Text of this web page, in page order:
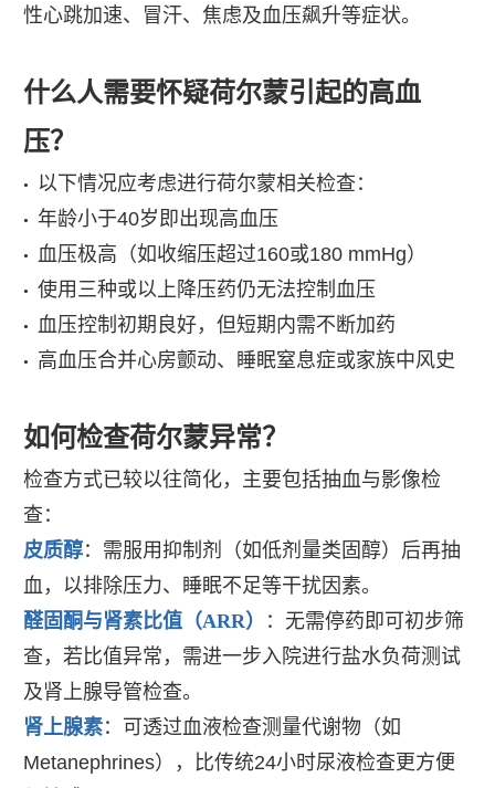
性心跳加速、冒汗、焦虑及血压飙升等症状。
什么人需要怀疑荷尔蒙引起的高血
压？
• 以下情况应考虑进行荷尔蒙相关检查：
• 年龄小于40岁即出现高血压
• 血压极高（如收缩压超过160或180 mmHg）
• 使用三种或以上降压药仍无法控制血压
• 血压控制初期良好，但短期内需不断加药
• 高血压合并心房颤动、睡眠窒息症或家族中风史
如何检查荷尔蒙异常？
检查方式已较以往简化，主要包括抽血与影像检
查：
皮质醇：需服用抑制剂（如低剂量类固醇）后再抽
血，以排除压力、睡眠不足等干扰因素。
醛固酮与肾素比值（ARR）
：无需停药即可初步筛
查，若比值异常，需进一步入院进行盐水负荷测试
及肾上腺导管检查。
肾上腺素：可透过血液检查测量代谢物（如
Metanephrines），比传统24小时尿液检查更方便